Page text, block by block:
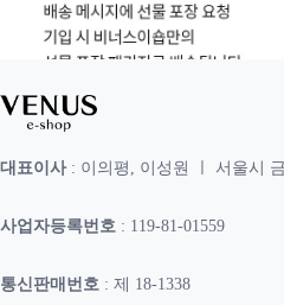
대표이사: 이의평, 이성원 ㅣ 서울시
사업자등록번호 : 119-81-01559
통신판매번호 : 제 18-1338